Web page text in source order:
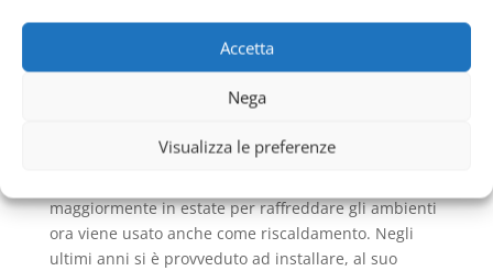
Accetta
Nega
Visualizza le preferenze
validi professionisti e ditte altamente specializzate
necessita di molti elementi che possono rendere
maggiormente in estate per raffreddare gli ambienti
ora viene usato anche come riscaldamento. Negli
ultimi anni si è provveduto ad installare, al suo